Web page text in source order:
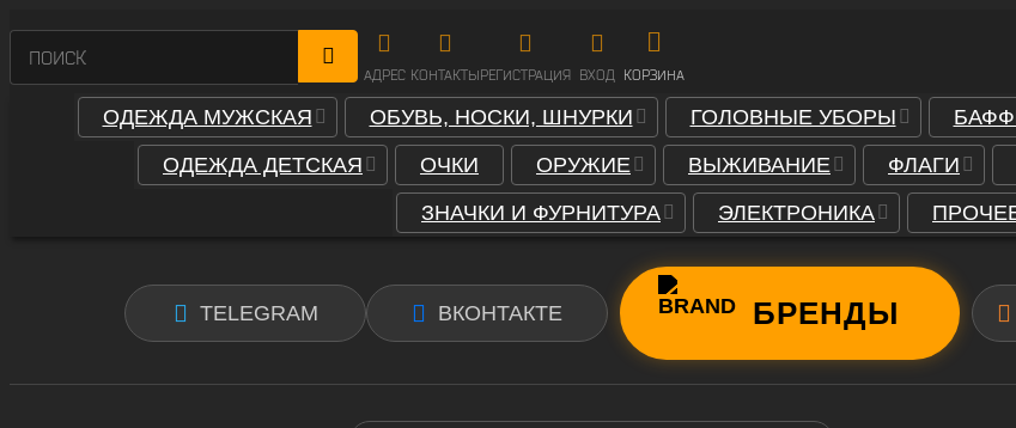
АДРЕС КОНТАКТЫРЕГИСТРАЦИЯ ВХОД КОРЗИНА
ОДЕЖДА МУЖСКАЯ ОБУВЬ, НОСКИ, ШНУРКИ ГОЛОВНЫЕ УБОРЫ
ОДЕЖДА ДЕТСКАЯ
ОЧКИ ОРУЖИЕ ВЫЖИВАНИЕ ФЛАГИ
ЗНАЧКИ И ФУРНИТУРА
ЭЛЕКТРОНИКА
TELEGRAM ВКОНТАКТЕ БРЕНДЫ